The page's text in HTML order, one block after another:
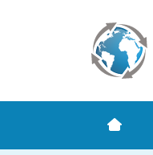
Term SOFR
¿Qué es la inflación IPC?
¿Qué es la inflación IPCA?
Euribor - histórico
ESTER - histórico
Calculadora de inflación